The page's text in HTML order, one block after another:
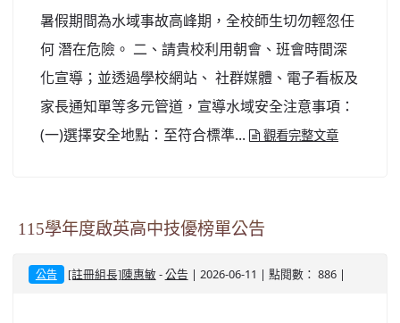
暑假期間為水域事故高峰期，全校師生切勿輕忽任
何 潛在危險。 二、請貴校利用朝會、班會時間深
化宣導；並透過學校網站、 社群媒體、電子看板及
家長通知單等多元管道，宣導水域安全注意事項：
(一)選擇安全地點：至符合標準...
觀看完整文章
115學年度啟英高中技優榜單公告
公告 [註冊組長]陳惠敏- 公告 | 2026-06-11 | 點閱數： 886 |